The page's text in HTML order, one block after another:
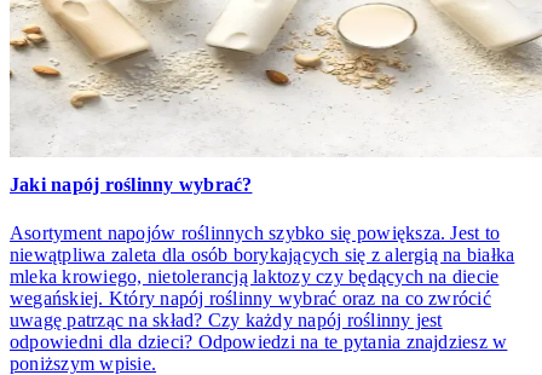
Jaki napój roślinny wybrać?
Asortyment napojów roślinnych szybko się powiększa. Jest to
niewątpliwa zaleta dla osób borykających się z alergią na białka
mleka krowiego, nietolerancją laktozy czy będących na diecie
wegańskiej. Który napój roślinny wybrać oraz na co zwrócić
uwagę patrząc na skład? Czy każdy napój roślinny jest
odpowiedni dla dzieci? Odpowiedzi na te pytania znajdziesz w
poniższym wpisie.